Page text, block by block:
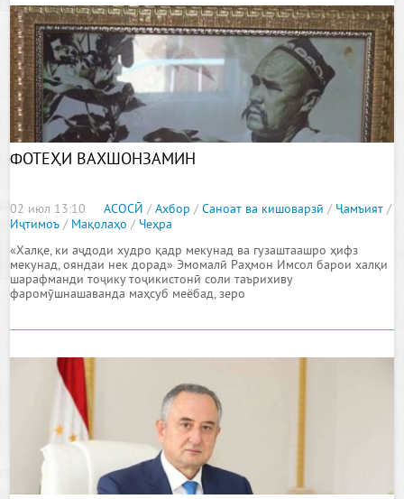
ФОТЕҲИ ВАХШОНЗАМИН
02 июл 13:10 АСОСӢ /Ахбор /Саноат ва кишоварзӣ / Ҷамъият /
Иҷтимоъ / Мақолаҳо / Чеҳра
«Халқе, ки аҷдоди худро қадр мекунад ва гузаштаашро ҳифз
мекунад, ояндаи нек дорад» Эмомалӣ Раҳмон Имсол барои халқи
шарафманди тоҷику тоҷикистонӣ соли таърихиву
фаромӯшнашаванда маҳсуб меёбад, зеро